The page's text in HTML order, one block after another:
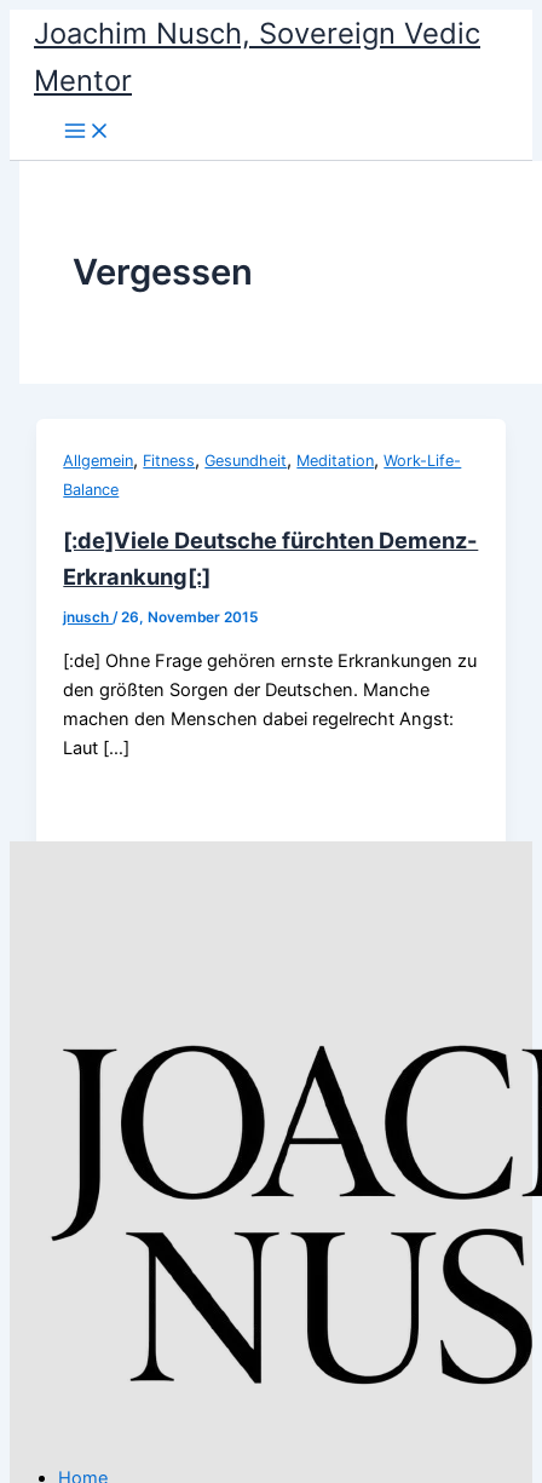
content
Joachim Nusch, Sovereign Vedic
Mentor
Vergessen
Allgemein, Fitness,Gesundheit, Meditation,Work-Life-
Balance
[:de]Viele Deutsche fürchten Demenz-
Erkrankung[:]
jnusch/26, November 2015
[:de] Ohne Frage gehören ernste Erkrankungen zu
den größten Sorgen der Deutschen. Manche
machen den Menschen dabei regelrecht Angst:
Laut […]
Home